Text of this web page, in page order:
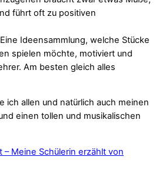
führt oft zu positiven
Ideensammlung, welche Stücke
spielen möchte, motiviert und
Am besten gleich alles
ich allen und natürlich auch meinen
einen tollen und musikalischen